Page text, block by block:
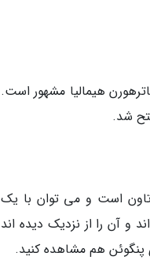
نپال واقع شده و به ماترهورن هیمالیا مشهور است.
است و می توان با یک
و آن را از نزدیک دیده اند
هم مشاهده کنید.